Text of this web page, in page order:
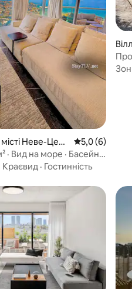
Неве-Цеде
Середня
5,0 (6)
· Вид на море · Басейн
Краєвид · Гостинність